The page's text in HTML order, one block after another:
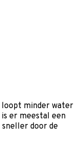
minder water
er meestal een
door de